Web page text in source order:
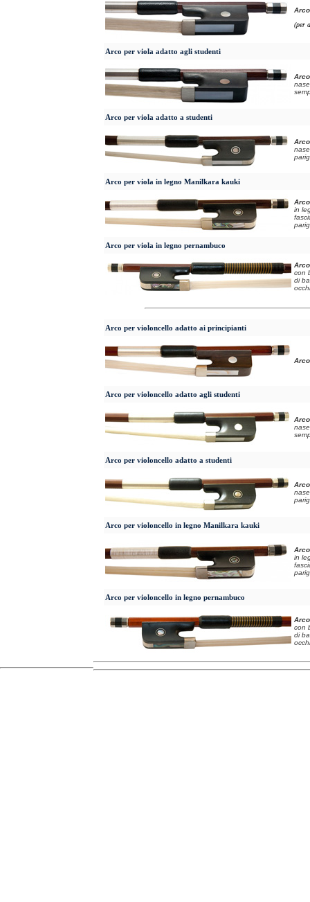
(per
Arco per viola adatto agli studenti
Arco per viola adatto a studenti
Arco per viola in legno Manilkara kauki
in
Arco per viola in legno pernambuco
con
di
Arco per violoncello adatto ai principianti
Arco per violoncello adatto agli studenti
Arco per violoncello adatto a studenti
Arco per violoncello in legno Manilkara kauki
in
Arco per violoncello in legno pernambuco
con
di